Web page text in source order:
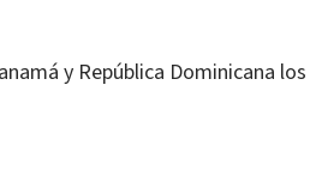
y República Dominicana los